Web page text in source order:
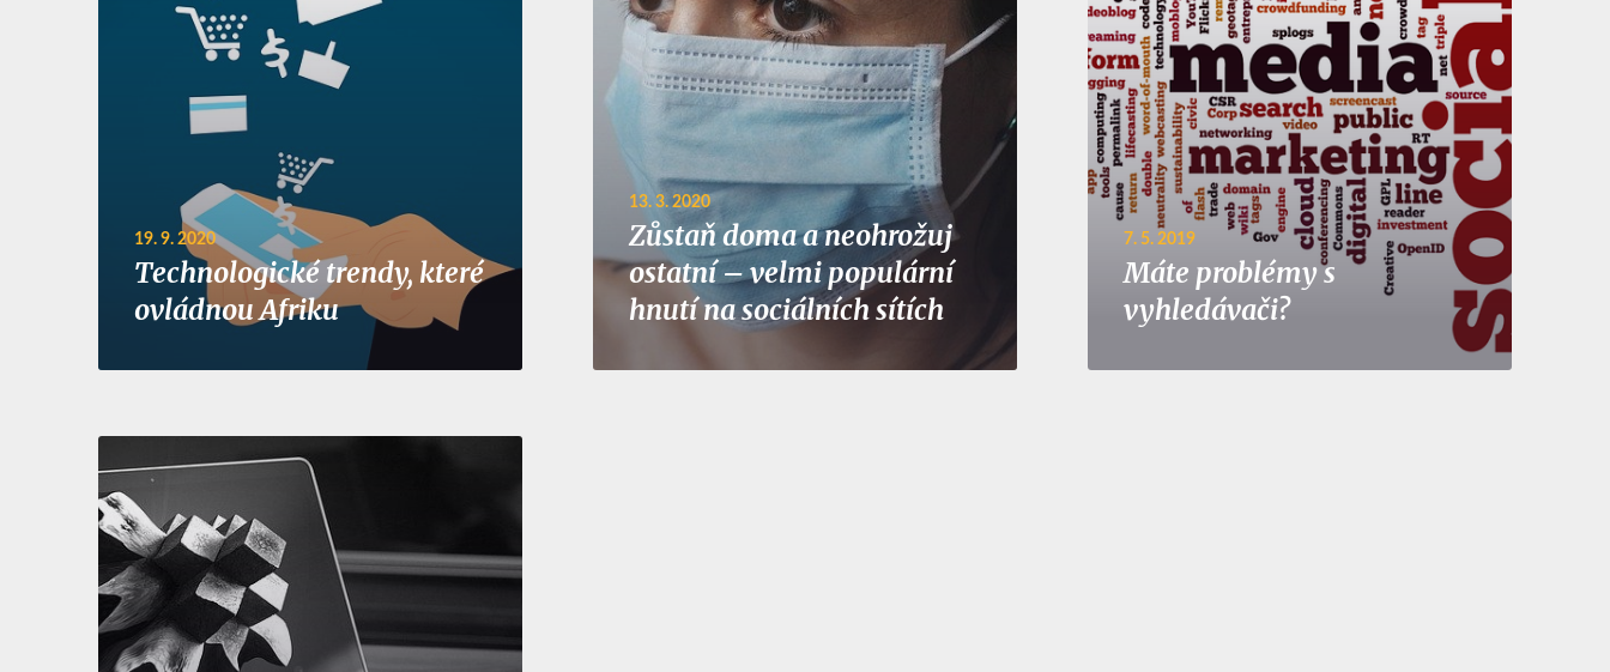
19. 9. 2020
Technologické trendy, které
ovládnou Afriku
13. 3. 2020
Zůstaň doma a neohrožuj
ostatní – velmi populární
hnutí na sociálních sítích
7. 5. 2019
Máte problémy s
vyhledávači?